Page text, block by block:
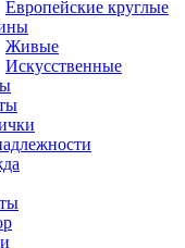
Европейские круглые
Живые
Искусственные